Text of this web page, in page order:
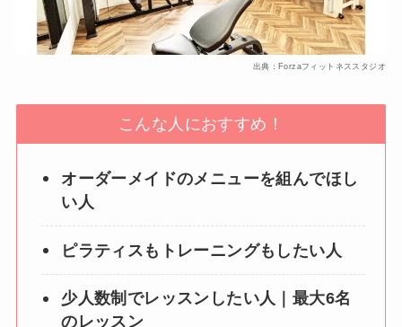
出典：Forzaフィットネススタジオ
こんな人におすすめ！
オーダーメイドのメニューを組んでほし
い人
ピラティスもトレーニングもしたい人
少人数制でレッスンしたい人｜最大6名
のレッスン